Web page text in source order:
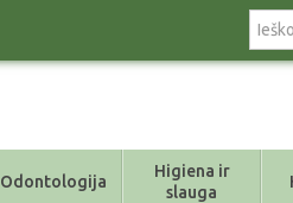
Odontologija
Higiena ir
slauga